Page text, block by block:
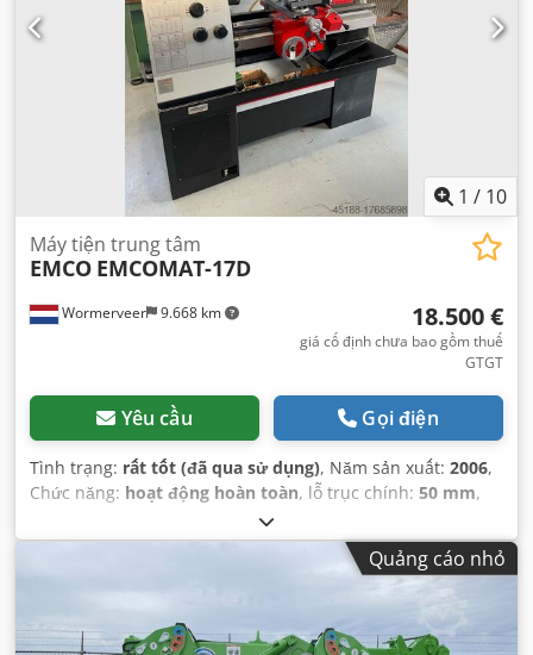
1 / 10
Wormerveer 9.668 km
Máy tiện trung tâm
EMCO EMCOMAT-17D
18.500 €
giá cố định chưa bao gồm thuế
GTGT
Yêu cầu Gọi điện
Tình trạng: rất tốt (đã qua sử dụng), Năm sản xuất: 2006,
Chức năng: hoạt động hoàn toàn, lỗ trục chính: 50 mm,
Quảng cáo nhỏ